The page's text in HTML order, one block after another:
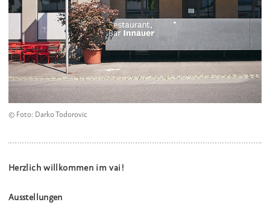
© Foto: Darko Todorovic
Herzlich willkommen im vai!
Ausstellungen